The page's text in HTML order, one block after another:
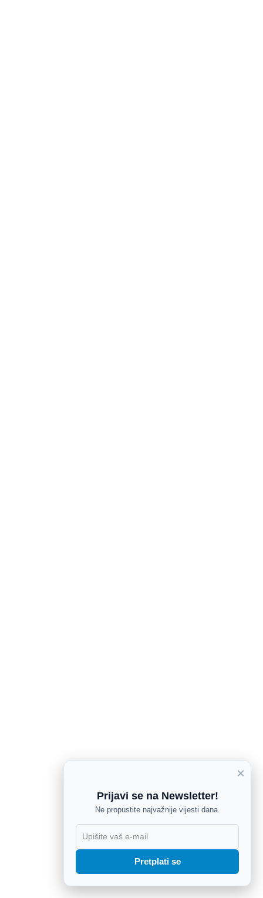
×
Prijavi se na Newsletter!
Ne propustite najvažnije vijesti dana.
Pretplati se